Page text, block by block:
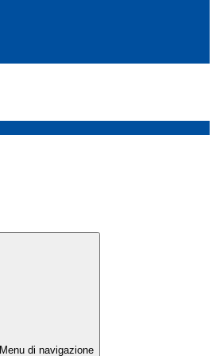
Menu di navigazione